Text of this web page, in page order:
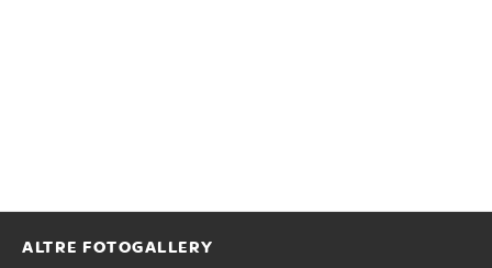
ALTRE FOTOGALLERY